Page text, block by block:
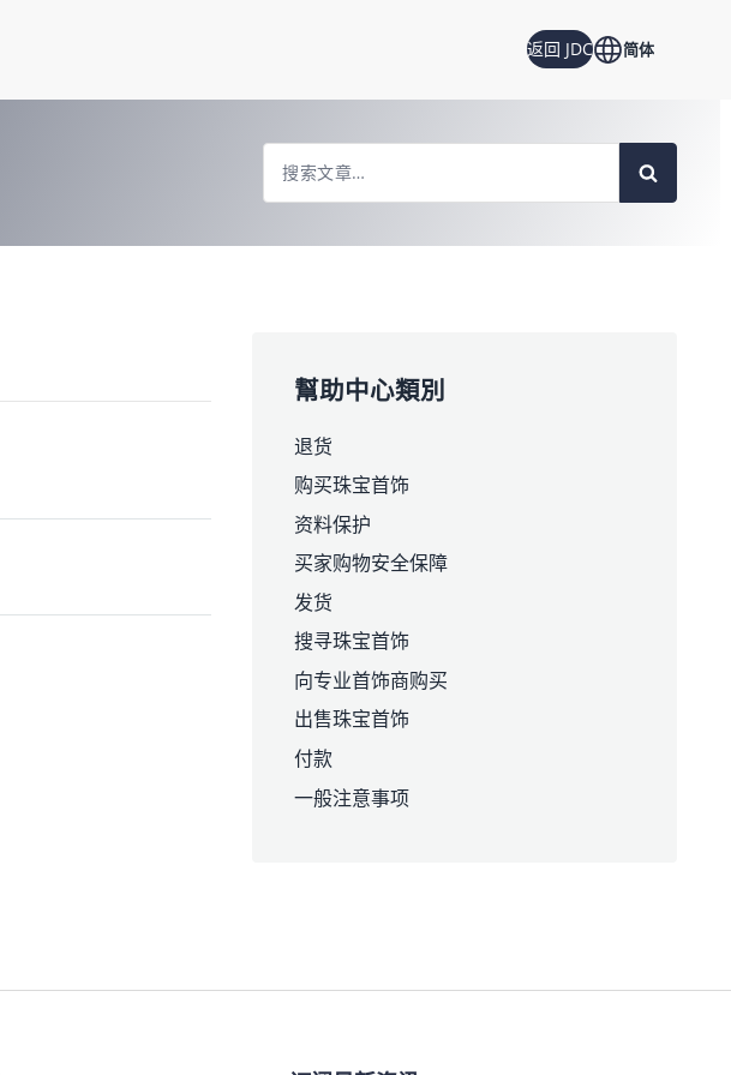
返回 JDC 简体
Search
For
幫助中心類別
退货
购买珠宝首饰
资料保护
买家购物安全保障
发货
搜寻珠宝首饰
向专业首饰商购买
出售珠宝首饰
付款
一般注意事项